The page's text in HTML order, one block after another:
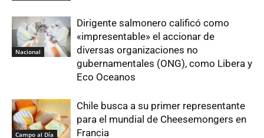
Nacional
Dirigente salmonero calificó como
«impresentable» el accionar de
diversas organizaciones no
gubernamentales (ONG), como Libera y
Eco Oceanos
Campo al Día
Chile busca a su primer representante
para el mundial de Cheesemongers en
Francia